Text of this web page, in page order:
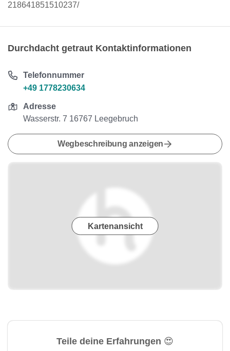
218641851510237/
Durchdacht getraut Kontaktinformationen
Telefonnummer
+49 1778230634
Adresse
Wasserstr. 7 16767 Leegebruch
Wegbeschreibung anzeigen
Kartenansicht
Teile deine Erfahrungen 😍